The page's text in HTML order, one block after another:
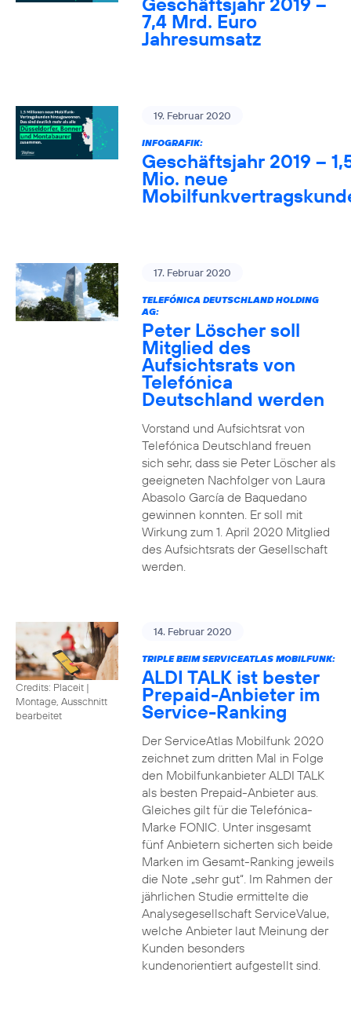
7,4 Mrd. Euro
Jahresumsatz
19. Februar 2020
INFOGRAFIK:
Geschäftsjahr 2019 –
Mio. neue
17. Februar 2020
TELEFÓNICA DEUTSCHLAND HOLDING
AG:
Peter Löscher soll
Mitglied des
Aufsichtsrats von
Telefónica
Deutschland werden
Vorstand und Aufsichtsrat von
Telefónica Deutschland freuen
sich sehr, dass sie Peter Löscher als
geeigneten Nachfolger von Laura
Abasolo García de Baquedano
gewinnen konnten. Er soll mit
Wirkung zum 1. April 2020 Mitglied
des Aufsichtsrats der Gesellschaft
werden.
Credits: Placeit |
Montage, Ausschnitt
bearbeitet
14. Februar 2020
TRIPLE BEIM SERVICEATLAS MOBILFUNK:
ALDI TALK ist bester
Prepaid-Anbieter im
Service-Ranking
Der ServiceAtlas Mobilfunk 2020
zeichnet zum dritten Mal in Folge
den Mobilfunkanbieter ALDI TALK
als besten Prepaid-Anbieter aus.
Gleiches gilt für die Telefónica-
Marke FONIC. Unter insgesamt
fünf Anbietern sicherten sich beide
Marken im Gesamt-Ranking jeweils
die Note „sehr gut“. Im Rahmen der
jährlichen Studie ermittelte die
Analysegesellschaft ServiceValue,
welche Anbieter laut Meinung der
Kunden besonders
kundenorientiert aufgestellt sind.